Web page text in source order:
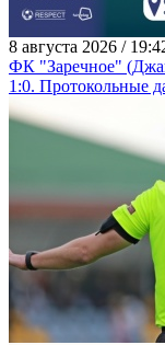
8 августа 2026 /
ФК "Заречное"
1:0. Протокольные